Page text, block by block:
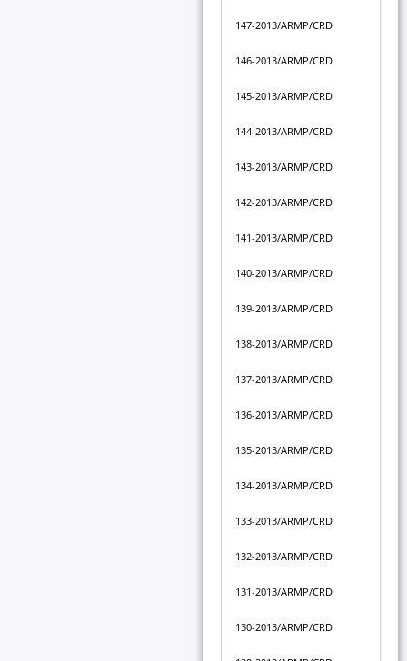
147-2013/ARMP/CRD
146-2013/ARMP/CRD
145-2013/ARMP/CRD
144-2013/ARMP/CRD
143-2013/ARMP/CRD
142-2013/ARMP/CRD
141-2013/ARMP/CRD
140-2013/ARMP/CRD
139-2013/ARMP/CRD
138-2013/ARMP/CRD
137-2013/ARMP/CRD
136-2013/ARMP/CRD
135-2013/ARMP/CRD
134-2013/ARMP/CRD
133-2013/ARMP/CRD
132-2013/ARMP/CRD
131-2013/ARMP/CRD
130-2013/ARMP/CRD